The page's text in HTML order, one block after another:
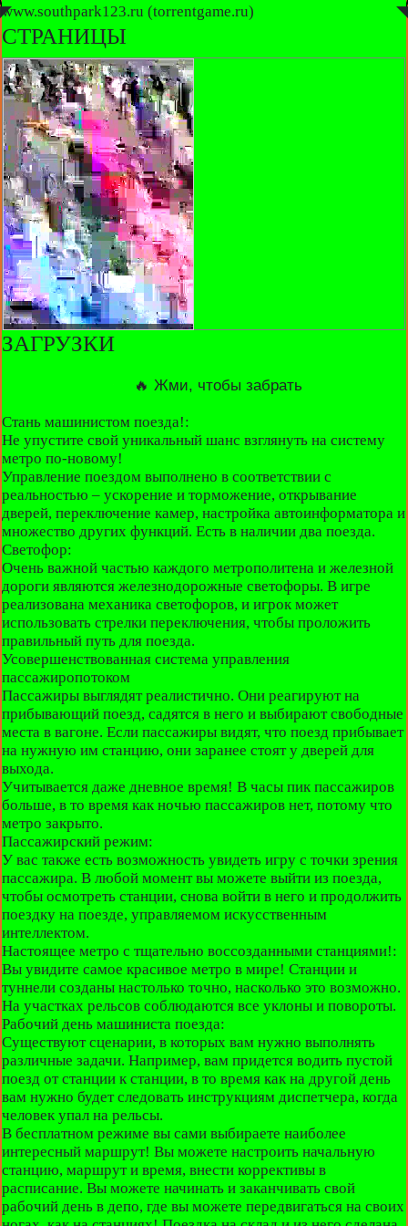
www.southpark123.ru (torrentgame.ru)
◤ ◥
СТРАНИЦЫ
ЗАГРУЗКИ
🔥 Жми, чтобы забрать
Стань машинистом поезда!:
Не упустите свой уникальный шанс взглянуть на систему
метро по-новому!
Управление поездом выполнено в соответствии с
реальностью – ускорение и торможение, открывание
дверей, переключение камер, настройка автоинформатора и
множество других функций. Есть в наличии два поезда.
Светофор:
Очень важной частью каждого метрополитена и железной
дороги являются железнодорожные светофоры. В игре
реализована механика светофоров, и игрок может
использовать стрелки переключения, чтобы проложить
правильный путь для поезда.
Усовершенствованная система управления
пассажиропотоком
Пассажиры выглядят реалистично. Они реагируют на
прибывающий поезд, садятся в него и выбирают свободные
места в вагоне. Если пассажиры видят, что поезд прибывает
на нужную им станцию, они заранее стоят у дверей для
выхода.
Учитывается даже дневное время! В часы пик пассажиров
больше, в то время как ночью пассажиров нет, потому что
метро закрыто.
Пассажирский режим:
У вас также есть возможность увидеть игру с точки зрения
пассажира. В любой момент вы можете выйти из поезда,
чтобы осмотреть станции, снова войти в него и продолжить
поездку на поезде, управляемом искусственным
интеллектом.
Настоящее метро с тщательно воссозданными станциями!:
Вы увидите самое красивое метро в мире! Станции и
туннели созданы настолько точно, насколько это возможно.
На участках рельсов соблюдаются все уклоны и повороты.
Рабочий день машиниста поезда:
Существуют сценарии, в которых вам нужно выполнять
различные задачи. Например, вам придется водить пустой
поезд от станции к станции, в то время как на другой день
вам нужно будет следовать инструкциям диспетчера, когда
человек упал на рельсы.
В бесплатном режиме вы сами выбираете наиболее
интересный маршрут! Вы можете настроить начальную
станцию, маршрут и время, внести коррективы в
расписание. Вы можете начинать и заканчивать свой
рабочий день в депо, где вы можете передвигаться на своих